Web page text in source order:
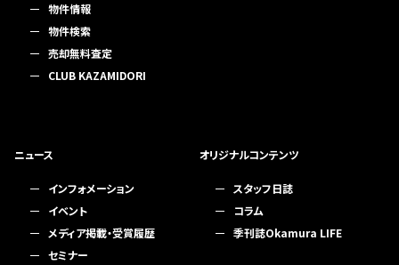
物件情報
物件検索
売却無料査定
CLUB KAZAMIDORI
ニュース
インフォメーション
イベント
メディア掲載・受賞履歴
セミナー
オリジナルコンテンツ
スタッフ日誌
コラム
季刊誌Okamura LIFE